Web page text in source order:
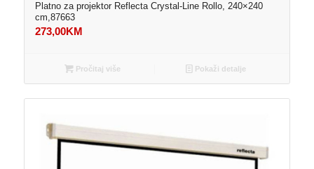
Platno za projektor Reflecta Crystal-Line Rollo, 240×240
cm,87663
273,00KM
Pročitaj više Pokaži detalje